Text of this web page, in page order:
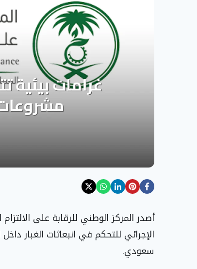
الإجرائي للتحكم في انبعاثات الغبار
سعودي.